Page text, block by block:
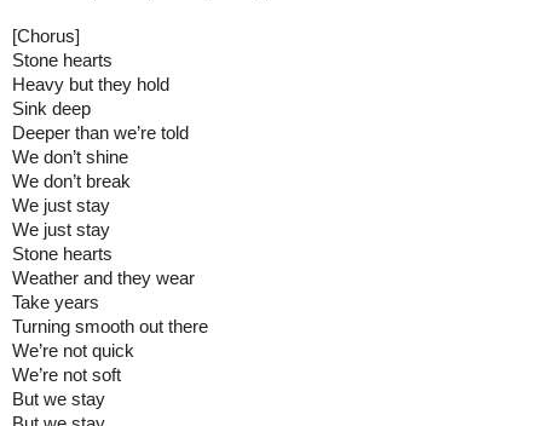
[Chorus]
Stone hearts
Heavy but they hold
Sink deep
Deeper than we’re told
We don’t shine
We don’t break
We just stay
We just stay
Stone hearts
Weather and they wear
Take years
Turning smooth out there
We’re not quick
We’re not soft
But we stay